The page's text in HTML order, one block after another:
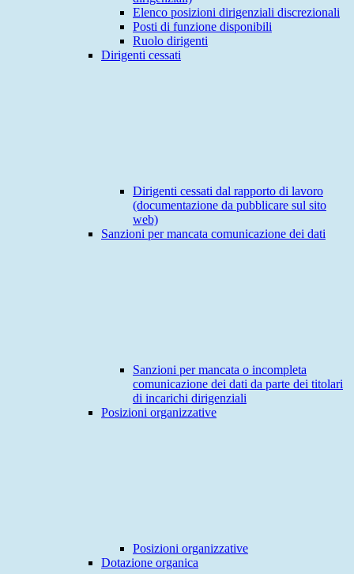
Elenco posizioni dirigenziali discrezionali
Posti di funzione disponibili
Ruolo dirigenti
Dirigenti cessati
Dirigenti cessati dal rapporto di lavoro
(documentazione da pubblicare sul sito
web)
Sanzioni per mancata comunicazione dei dati
Sanzioni per mancata o incompleta
comunicazione dei dati da parte dei titolari
di incarichi dirigenziali
Posizioni organizzative
Posizioni organizzative
Dotazione organica